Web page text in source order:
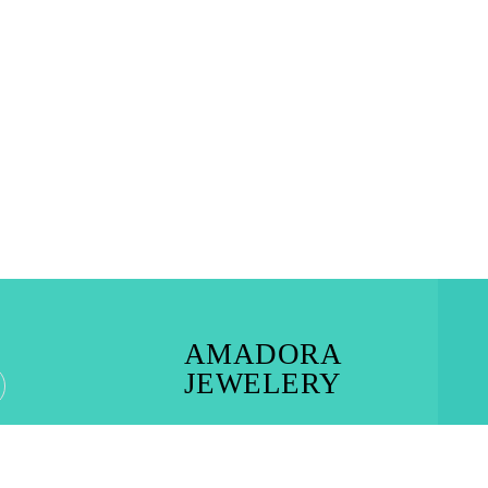
AMADORA
JEWELERY
RHODES TOWN – IALYSOS